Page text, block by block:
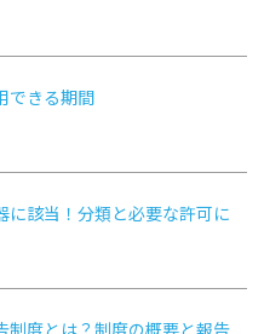
できる期間
に該当！分類と必要な許可に
制度とは？制度の概要と報告